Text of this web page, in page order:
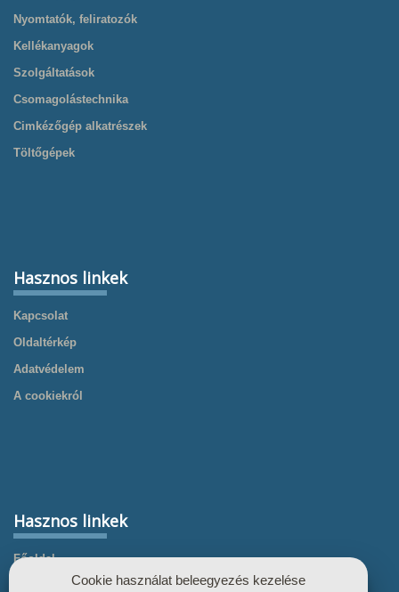
Nyomtatók, feliratozók
Kellékanyagok
Szolgáltatások
Csomagolástechnika
Cimkézőgép alkatrészek
Töltőgépek
Hasznos linkek
Kapcsolat
Oldaltérkép
Adatvédelem
A cookiekról
Hasznos linkek
Főoldal
Cookie használat beleegyezés kezelése